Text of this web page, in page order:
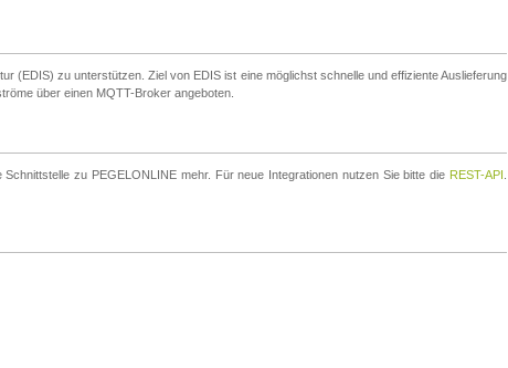
(EDIS) zu unterstützen. Ziel von EDIS ist eine möglichst schnelle und effiziente Auslieferung
über einen MQTT-Broker angeboten.
zu PEGELONLINE mehr. Für neue Integrationen nutzen Sie bitte die REST-API